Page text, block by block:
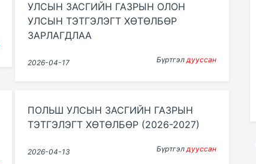
УЛСЫН ЗАСГИЙН ГАЗРЫН ОЛОН
УЛСЫН ТЭТГЭЛЭГТ ХӨТӨЛБӨР
ЗАРЛАГДЛАА
2026-04-17 Бүртгэлдууссан
ПОЛЬШ УЛСЫН ЗАСГИЙН ГАЗРЫН
ТЭТГЭЛЭГТ ХӨТӨЛБӨР (2026-2027)
2026-04-13 Бүртгэлдууссан